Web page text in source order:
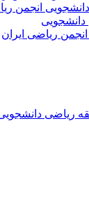
انجمن
ریاضی ایران
ریاضی